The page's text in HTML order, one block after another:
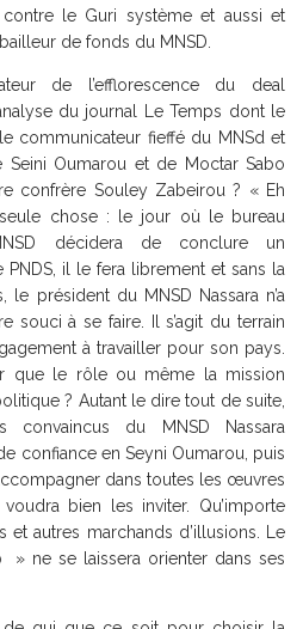
le Guri système et aussi et
de fonds du MNSD.
de l’efflorescence du deal
du journal Le Temps dont le
communicateur fieffé du MNSd et
Oumarou et de Moctar Sabo
confrère Souley Zabeirou ? « Eh
chose : le jour où le bureau
décidera de conclure un
il le fera librement et sans la
président du MNSD Nassara n’a
souci à se faire. Il s’agit du terrain
à travailler pour son pays.
que le rôle ou même la mission
? Autant le dire tout de suite,
convaincus du MNSD Nassara
confiance en Seyni Oumarou, puis
dans toutes les œuvres
bien les inviter. Qu’importe
et autres marchands d’illusions. Le
ne se laissera orienter dans ses